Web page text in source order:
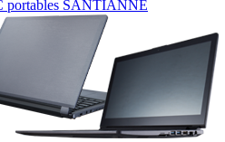
portables SANTIANNE